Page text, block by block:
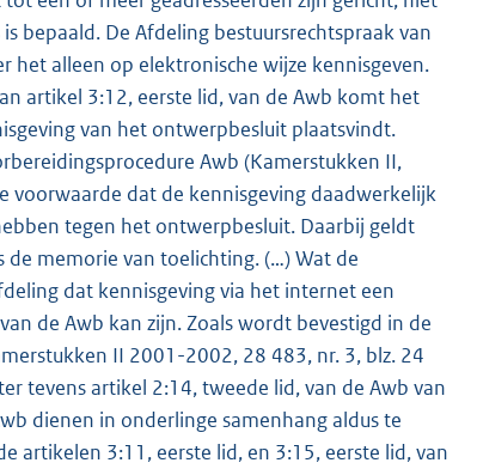
bepaald. De Afdeling bestuursrechtspraak van
het alleen op elektronische wijze kennisgeven.
artikel 3:12, eerste lid, van de Awb komt het
van het ontwerpbesluit plaatsvindt.
Awb (Kamerstukken II,
voorwaarde dat de kennisgeving daadwerkelijk
tegen het ontwerpbesluit. Daarbij geldt
memorie van toelichting. (…) Wat de
dat kennisgeving via het internet een
de Awb kan zijn. Zoals wordt bevestigd in de
II 2001-2002, 28 483, nr. 3, blz. 24
tevens artikel 2:14, tweede lid, van de Awb van
dienen in onderlinge samenhang aldus te
artikelen 3:11, eerste lid, en 3:15, eerste lid, van